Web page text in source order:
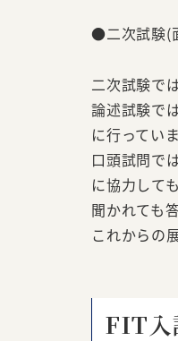
●二次試験(
二次試験で
論述試験で
に行ってい
口頭試問で
に協力して
聞かれても
これからの
FIT入